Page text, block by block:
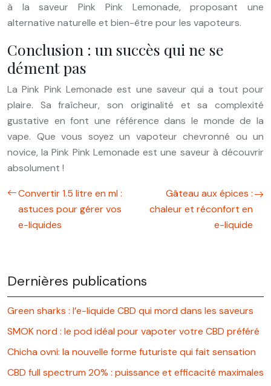
à la saveur Pink Pink Lemonade, proposant une
alternative naturelle et bien-être pour les vapoteurs.
Conclusion : un succès qui ne se
dément pas
La Pink Pink Lemonade est une saveur qui a tout pour
plaire. Sa fraîcheur, son originalité et sa complexité
gustative en font une référence dans le monde de la
vape. Que vous soyez un vapoteur chevronné ou un
novice, la Pink Pink Lemonade est une saveur à découvrir
absolument !
Convertir 1.5 litre en ml :
astuces pour gérer vos
e-liquides
Gâteau aux épices :
chaleur et réconfort en
e-liquide
Dernières publications
Green sharks : l’e-liquide CBD qui mord dans les saveurs
SMOK nord : le pod idéal pour vapoter votre CBD préféré
Chicha ovni: la nouvelle forme futuriste qui fait sensation
CBD full spectrum 20% : puissance et efficacité maximales